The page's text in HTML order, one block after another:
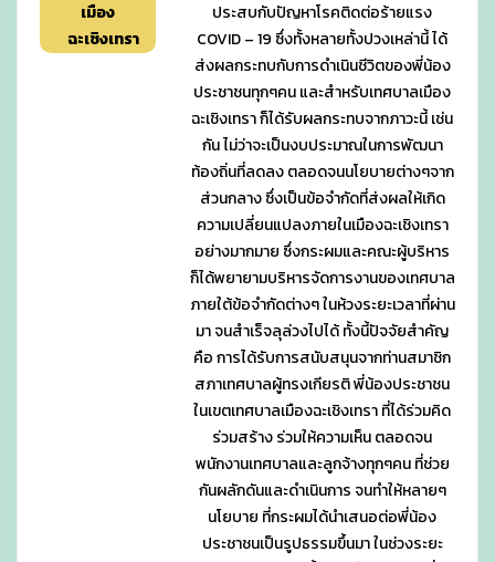
เมือง
ฉะเชิงเทรา
ประสบกับปัญหาโรคติดต่อร้ายแรง
COVID – 19 ซึ่งทั้งหลายทั้งปวงเหล่านี้ ได้
ส่งผลกระทบกับการดำเนินชีวิตของพี่น้อง
ประชาชนทุกๆคน และสำหรับเทศบาลเมือง
ฉะเชิงเทรา ก็ได้รับผลกระทบจากภาวะนี้ เช่น
กัน ไม่ว่าจะเป็นงบประมาณในการพัฒนา
ท้องถิ่นที่ลดลง ตลอดจนนโยบายต่างๆจาก
ส่วนกลาง ซึ่งเป็นข้อจำกัดที่ส่งผลให้เกิด
ความเปลี่ยนแปลงภายในเมืองฉะเชิงเทรา
อย่างมากมาย ซึ่งกระผมและคณะผู้บริหาร
ก็ได้พยายามบริหารจัดการงานของเทศบาล
ภายใต้ข้อจำกัดต่างๆ ในห้วงระยะเวลาที่ผ่าน
มา จนสำเร็จลุล่วงไปได้ ทั้งนี้ปัจจัยสำคัญ
คือ การได้รับการสนับสนุนจากท่านสมาชิก
สภาเทศบาลผู้ทรงเกียรติ พี่น้องประชาชน
ในเขตเทศบาลเมืองฉะเชิงเทรา ที่ได้ร่วมคิด
ร่วมสร้าง ร่วมให้ความเห็น ตลอดจน
พนักงานเทศบาลและลูกจ้างทุกๆคน ที่ช่วย
กันผลักดันและดำเนินการ จนทำให้หลายๆ
นโยบาย ที่กระผมได้นำเสนอต่อพี่น้อง
ประชาชนเป็นรูปธรรมขึ้นมา ในช่วงระยะ